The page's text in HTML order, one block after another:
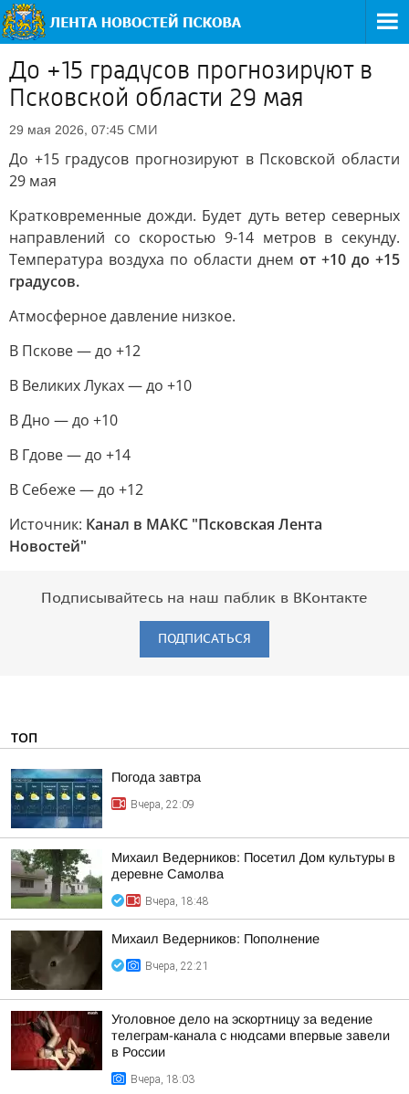
До +15 градусов прогнозируют в
Псковской области 29 мая
29 мая 2026, 07:45 СМИ
До +15 градусов прогнозируют в Псковской области
29 мая
Кратковременные дожди. Будет дуть ветер северных
направлений со скоростью 9-14 метров в секунду.
Температура воздуха по области днем от +10 до +15
градусов.
Атмосферное давление низкое.
В Пскове — до +12
В Великих Луках — до +10
В Дно — до +10
В Гдове — до +14
В Себеже — до +12
Источник: Канал в МАКС "Псковская Лента
Новостей"
Подписывайтесь на наш паблик в ВКонтакте
ПОДПИСАТЬСЯ
ТОП
Погода завтра
Вчера, 22:09
Михаил Ведерников: Посетил Дом культуры в
деревне Самолва
Вчера, 18:48
Михаил Ведерников: Пополнение
Вчера, 22:21
Уголовное дело на эскортницу за ведение
телеграм-канала с нюдсами впервые завели
в России
Вчера, 18:03